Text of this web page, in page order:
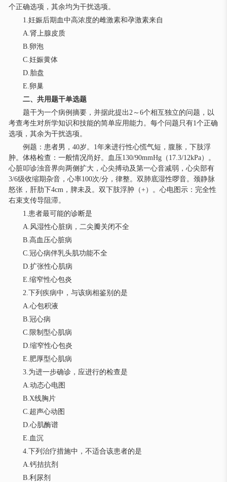
个正确选项，其余均为干扰选项。
1.妊娠后期血中高浓度的雌激素和孕激素来自
A.肾上腺皮质
B.卵泡
C.妊娠黄体
D.胎盘
E.卵巢
二、共用题干单选题
题干为一个病例摘要，并据此提出2～6个相互独立的问题，以
考查考生对所学知识和技能的简单应用能力。每个问题只有1个正确
选项，其余为干扰选项。
例题：患者男，40岁。1年来进行性心慌气短，腹胀，下肢浮
肿。体格检查：一般情况尚好。血压130/90mmHg（17.3/12kPa）。
心脏叩诊浊音界向两侧扩大，心尖搏动及第一心音减弱，心尖部有
3/6级收缩期杂音，心率100次/分，律整。双肺底湿性啰音。颈静脉
怒张，肝肋下4cm，脾未及。双下肢浮肿（+）。心电图示：完全性
右束支传导阻滞。
1.患者最可能的诊断是
A.风湿性心脏病，二尖瓣关闭不全
B.高血压心脏病
C.冠心病伴乳头肌功能不全
D.扩张性心肌病
E.缩窄性心包炎
2.下列疾病中，与该病相鉴别的是
A.心包积液
B.冠心病
C.限制型心肌病
D.缩窄性心包炎
E.肥厚型心肌病
3.为进一步确诊，应进行的检查是
A.动态心电图
B.X线胸片
C.超声心动图
D.心肌酶谱
E.血沉
4.下列治疗措施中，不适合该患者的是
A.钙拮抗剂
B.利尿剂